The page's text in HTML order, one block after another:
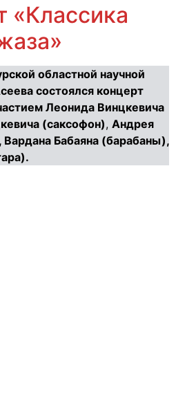
«Классика
областной научной
состоялся концерт
Леонида Винцкевича
(саксофон), Андрея
Бабаяна (барабаны),